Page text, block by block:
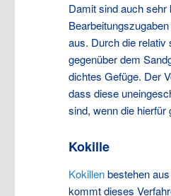
Damit sind auch sehr
aus. Durch die relativ
gegenüber dem
dichtes Gefüge. Der
dass diese
sind, wenn die hierfür
Kokille
Kokillenbestehen
kommt dieses